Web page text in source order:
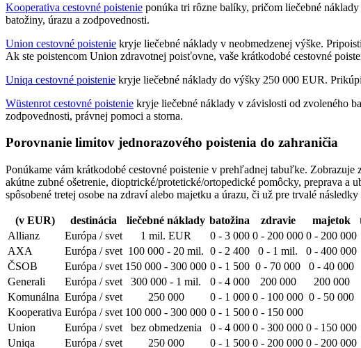
Kooperativa cestovné poistenie ponúka tri rôzne balíky, pričom liečebné
batožiny, úrazu a zodpovednosti.
Union cestovné poistenie kryje liečebné náklady v neobmedzenej výške.
Ak ste poistencom Union zdravotnej poisťovne, vaše krátkodobé cestovné
Uniqa cestovné poistenie kryje liečebné náklady do výšky 250 000 EUR.
Wüstenrot cestovné poistenie kryje liečebné náklady v závislosti od zvoleného
zodpovednosti, právnej pomoci a storna.
Porovnanie limitov jednorazového poistenia do zahraničia
Ponúkame vám krátkodobé cestovné poistenie v prehľadnej tabuľke.
akútne zubné ošetrenie, dioptrické/protetické/ortopedické pomôcky, preprava a
spôsobené tretej osobe na zdraví alebo majetku a úrazu, či už pre trvalé
(v EUR) destinácia liečebné náklady batožina zdravie majetok
Allianz
Európa / svet 1 mil. EUR 0 - 3 000 0 - 200 000 0 - 200 000
AXA
Európa / svet 100 000 - 20 mil. 0 - 2 400 0 - 1 mil. 0 - 400 000
ČSOB
Európa / svet 150 000 - 300 000 0 - 1 500 0 - 70 000 0 - 40 000
Generali
Európa / svet 300 000 - 1 mil. 0 - 4 000 200 000 200 000
Komunálna Európa / svet 250 000 0 - 1 000 0 - 100 000 0 - 50 000
Kooperativa Európa / svet 100 000 - 300 000 0 - 1 500 0 - 150 000
Union
Európa / svet bez obmedzenia 0 - 4 000 0 - 300 000 0 - 150 000
Uniqa
Európa / svet 250 000 0 - 1 500 0 - 200 000 0 - 200 000